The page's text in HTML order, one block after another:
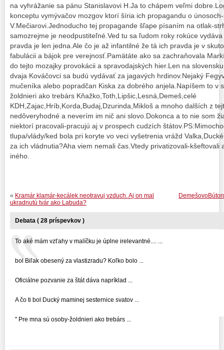
na vyhrážanie sa pánu Stanislavovi H.Ja to chápem veľmi
konceptu vymývačov mozgov ktorí šíria ich propagandu o
V.Mečiarovi.Jednoducho tej propagande šľape písaním na otlak-
samozrejme je neodpustiteľné.Ved tu sa ľudom roky rokúce
pravda je len jedna.Ale čo je až infantilné že tá ich pravda je v
fabulácii a bájok pre verejnosť.Pamätáte ako sa zachraňovala
do tejto mozajky provokácii a spravodajských hier.Len na
dvaja Kováčovci sa budú vydávať za jagavých hrdinov.Nejaký
mučeníka alebo popradčan Kiska za dobrého anjela.Napíšem to v
žoldnieri ako trebárs Kňažko,Toth,Lipšic,Lesná,Demeš,celé
KDH,Zajac,Hríb,Korda,Budaj,Dzurinda,Mikloš a mnoho dalších z
nedôveryhodné a neverím im nič ani slovo.Dokonca a to nie som
niektorí pracovali-pracujú aj v prospech cudzích
tlupa/vlády/ked bola pri koryte vo veci vyšetrenia vrážd
za ich vládnutia?Aha viem nemali čas.Vtedy privatizovali-kšeftovali
iného.
« Kramár klamár-kecálek neotravuj vzduch. Aj on mal
ukradnutú tvár ako Labuda?
Debata ( 28 príspevkov )
To aké mám vzťahy v malíčku je úplne irelevantné.... ...
bol Biľak obesený za vlastizradu? Koľko bolo ...
Oficiálne pozvanie za štát dáva napríklad ...
A čo ti bol Ducký maminej sesternice svatov ...
" Pre mna sú osoby-žoldnieri ako trebárs ...